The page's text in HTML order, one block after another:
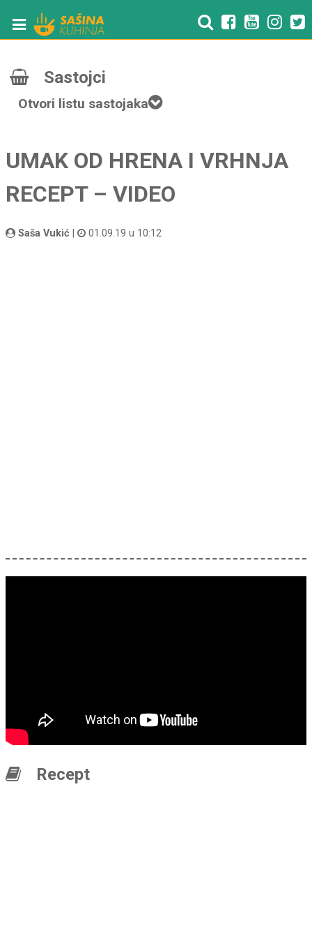
Sastojci
Otvori listu sastojaka
UMAK OD HRENA I VRHNJA
RECEPT – VIDEO
Saša Vukić 01.09.19 u 10:12
Recept